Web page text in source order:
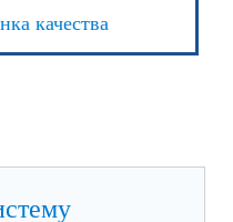
качества